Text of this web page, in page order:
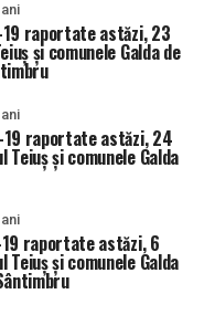
19 raportate astăzi, 23
și comunele Galda de
19 raportate astăzi, 24
și comunele Galda
19 raportate astăzi, 6
și comunele Galda